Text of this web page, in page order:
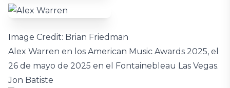
Image Credit: Brian Friedman
Alex Warren en los American Music Awards 2025, el
26 de mayo de 2025 en el Fontainebleau Las Vegas.
Jon Batiste